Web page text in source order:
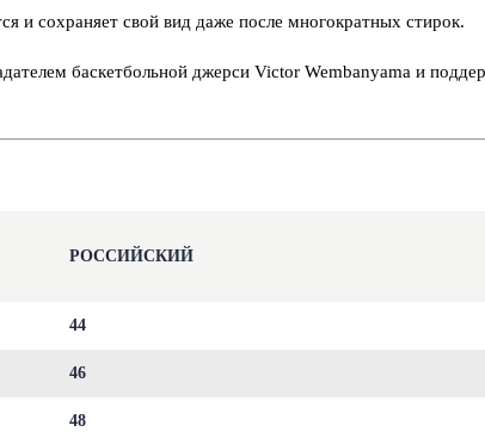
и сохраняет свой вид даже после многократных стирок.
баскетбольной джерси Victor Wembanyama и
РОССИЙСКИЙ
44
46
48